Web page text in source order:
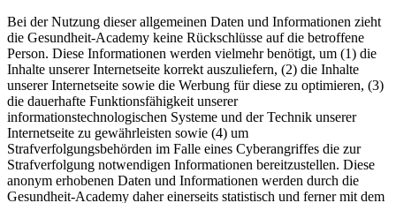
Bei der Nutzung dieser allgemeinen Daten und Informationen zieht
die Gesundheit-Academy keine Rückschlüsse auf die betroffene
Person. Diese Informationen werden vielmehr benötigt, um (1) die
Inhalte unserer Internetseite korrekt auszuliefern, (2) die Inhalte
unserer Internetseite sowie die Werbung für diese zu optimieren, (3)
die dauerhafte Funktionsfähigkeit unserer
informationstechnologischen Systeme und der Technik unserer
Internetseite zu gewährleisten sowie (4) um
Strafverfolgungsbehörden im Falle eines Cyberangriffes die zur
Strafverfolgung notwendigen Informationen bereitzustellen. Diese
anonym erhobenen Daten und Informationen werden durch die
Gesundheit-Academy daher einerseits statistisch und ferner mit dem